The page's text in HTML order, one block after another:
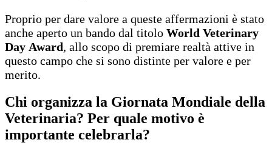
Proprio per dare valore a queste affermazioni è stato
anche aperto un bando dal titolo World Veterinary
Day Award, allo scopo di premiare realtà attive in
questo campo che si sono distinte per valore e per
merito.
Chi organizza la Giornata Mondiale della
Veterinaria? Per quale motivo è
importante celebrarla?